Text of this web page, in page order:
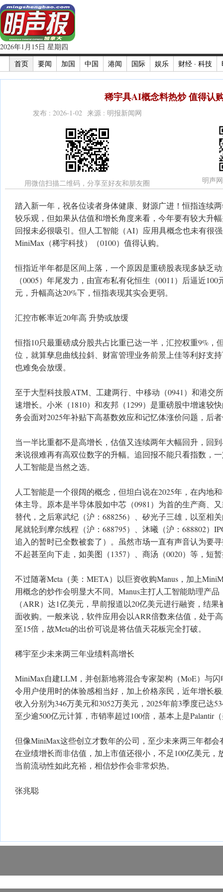
2026年1月15日 星期四
首页
要闻 加国 中国 港闻 国际 娱乐 财经 · 科技
稀宇具AI概念料热炒 值得认
发布 : 2026-1-02 来源 : 明报新闻网
用微信扫描二维码，分享至好友和朋友圈 明声
踏入新一年，祝各位读者身体健康、财源广进！恒指连续
较乐观，但如果从估值和增长角度来看，今年要有较大升
回报未必很吸引。但人工智能（AI）应用具概念也未有很
MiniMax（稀宇科技）（0100）值得认购。
恒指近半年都是区间上落，一个原因是重磅股表现多缺乏
（0005）年尾发力，由宣布私有化恒生（0011）后逼近
元，升幅高达20%下，恒指表现其实会更弱。
汇控市帐率近20年高 升势或放缓
恒指10只最重磅成分股共占比重已达一半，汇控权重9%，
位，就算孳息曲线拉斜、财富管理业务前景上佳等利好支
也难免会放缓。
至于大型科技股ATM、工建两行、中移动（0941）和港交
速增长。小米（1810）和友邦（1299）是重磅股中增速较
务会面对2025年补贴下高基数效应和记忆体涨价问题，后
当一半比重都不是高增长，估值又连续两年大幅回升，回
来说很难再有高双位数字的升幅。追回报不能只看指数，
人工智能是当然之选。
人工智能是一个很阔的概念，但坦白说在2025年，在内地
体主导。原本是半导体股如中芯（0981）为首的生产商、
替代，之后寒武纪（沪：688256）、矽光子三雄，以至相
尾就轮到摩尔线程（沪：688795）、沐曦（沪：688802）
追入的暂时已全数被套了）。虽然市场一直有声音认为要
不起甚至向下走，如美图（1357）、商汤（0020）等，短
不过随著Meta（美：META）以巨资收购Manus，加上
用概念的炒作会明显大不同。Manus主打人工智能助理产
（ARR）达1亿美元，早前报道以20亿美元进行融资，结果
面收购。一般来说，软件应用会以ARR倍数来估值，处于
至15倍，故Meta的出价可说是将估值天花板完全打破。
稀宇至少未来两三年业绩料高增长
MiniMax自建LLM，并创新地将混合专家架构（MoE）与
令用户使用时的体验感相当好，加上价格亲民，近年增长
收入分别为346万美元和3052万美元，2025年前3季度已达
至少逾500亿元计算，市销率超过100倍，基本上是Palantir
但像MiniMax这些创立才数年的公司，至少未来两三年都
在业绩增长而非估值，加上市值还很小，不足100亿美元，
当前流动性如此充裕，相信炒作会非常炽热。
张兆聪